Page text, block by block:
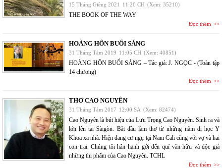
15 Tháng Giêng 2021 11:20 CH (Xem: 35210)
THE BOOK OF THE WAY
Đọc thêm
HOÀNG HÔN BUỔI SÁNG
31 Tháng Tám 2019 11:05 CH (Xem: 40851)
HOÀNG HÔN BUỔI SÁNG – Tác giả: J. NGỌC - (Toàn tập
14 chương)
Đọc thêm
THƠ CAO NGUYÊN
31 Tháng Tám 2017 12:00 SA (Xem: 82474)
Cao Nguyên là bút hiệu của Lưu Trọng Cao Nguyên. Sinh ra và
lớn lên tại Sàigòn. Bắt đầu làm thơ từ những năm đi học Y
Khoa xa nhà. Hiện đang cư ngụ tại Nam Cali cùng với vợ và hai
con trai. Chúng tôi hân hạnh gởi đến quí văn hữu và độc giả
những thi phẩm của Cao Nguyên. TCHL
Đọc thêm